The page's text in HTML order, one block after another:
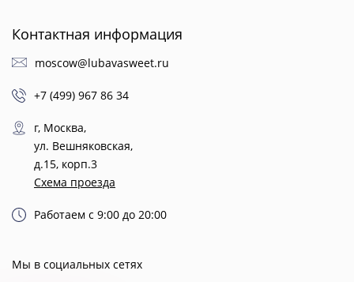
Контактная информация
moscow@lubavasweet.ru
+7 (499) 967 86 34
г, Москва,
ул. Вешняковская,
д.15, корп.3
Схема проезда
Работаем с 9:00 до 20:00
Мы в социальных сетях